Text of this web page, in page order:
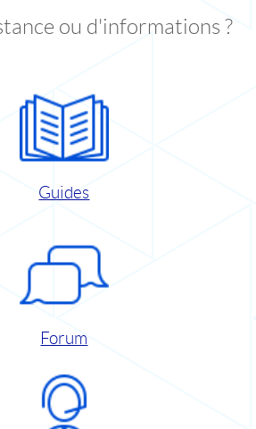
ou d'informations ?
Guides
Forum